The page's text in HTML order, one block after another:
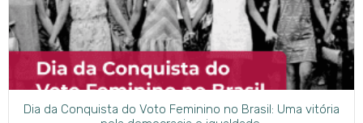
Dia da Conquista do Voto Feminino no Brasil: Uma vitória